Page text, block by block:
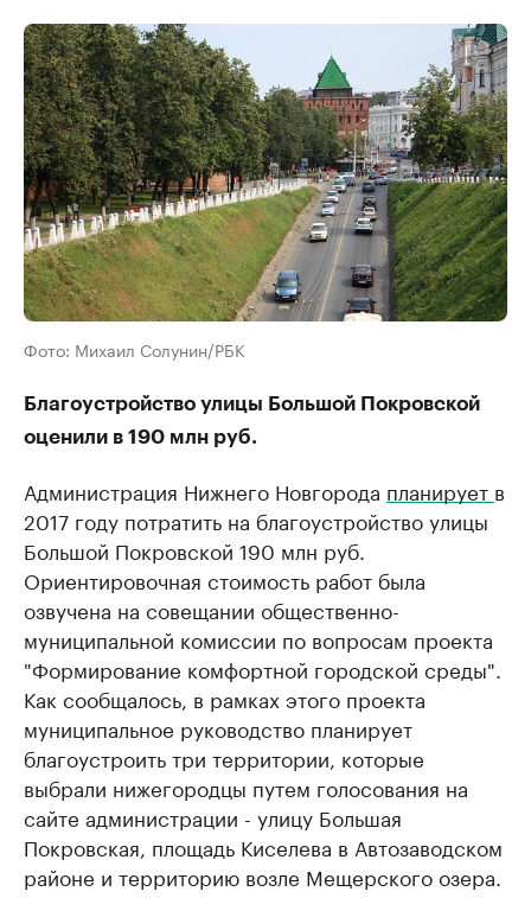
Фото: Михаил Солунин/РБК
Благоустройство улицы Большой Покровской
оценили в 190 млн руб.
Администрация Нижнего Новгорода планирует в
2017 году потратить на благоустройство улицы
Большой Покровской 190 млн руб.
Ориентировочная стоимость работ была
озвучена на совещании общественно-
муниципальной комиссии по вопросам проекта
"Формирование комфортной городской среды".
Как сообщалось, в рамках этого проекта
муниципальное руководство планирует
благоустроить три территории, которые
выбрали нижегородцы путем голосования на
сайте администрации - улицу Большая
Покровская, площадь Киселева в Автозаводском
районе и территорию возле Мещерского озера.